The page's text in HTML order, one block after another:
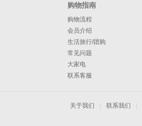
购物指南
购物流程
会员介绍
生活旅行/团购
常见问题
大家电
联系客服
关于我们 联系我们